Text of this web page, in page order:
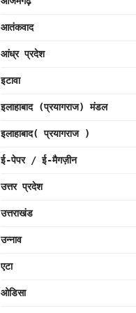
आतंकवाद
आंध्र प्रदेश
इटावा
इलाहाबाद (प्रयागराज) मंडल
इलाहाबाद( प्रयागराज )
ई-पेपर / ई-मैगज़ीन
उत्तर प्रदेश
उत्तराखंड
उन्नाव
एटा
ओडिसा